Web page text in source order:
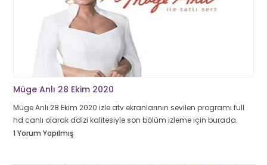
Müge Anlı 28 Ekim 2020
Müge Anlı 28 Ekim 2020 izle atv ekranlarının sevilen programı full
hd canlı olarak ddizi kalitesiyle son bölüm izleme için burada.
1 Yorum Yapılmış